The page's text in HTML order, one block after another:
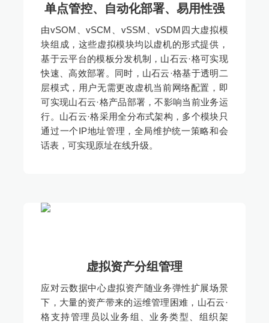
单点管控、自动化部署、易用性强
由vSOM、vSCM、vSSM、vSDM四大虚拟模
块组成，这些虚拟模块均以虚机的形式提供，
基于云平台的模板分发机制，山石云·格可实现
快速、高效部署。同时，山石云·格基于透明二
层模式，用户无需更改虚机当前网络配置，即
可实现山石云·格产品部署，不影响当前业务运
行。山石云·格采用全分布式架构，多个模块只
通过一个IP地址管理，全局维护统一策略和会
话表，可实现原址在线升级。
虚拟资产分组管理
应对云数据中心虚拟资产随业务弹性扩展场景
下，大量的资产带来的运维管理困难，山石云·
格支持管理员以业务组、业务类型、组织架